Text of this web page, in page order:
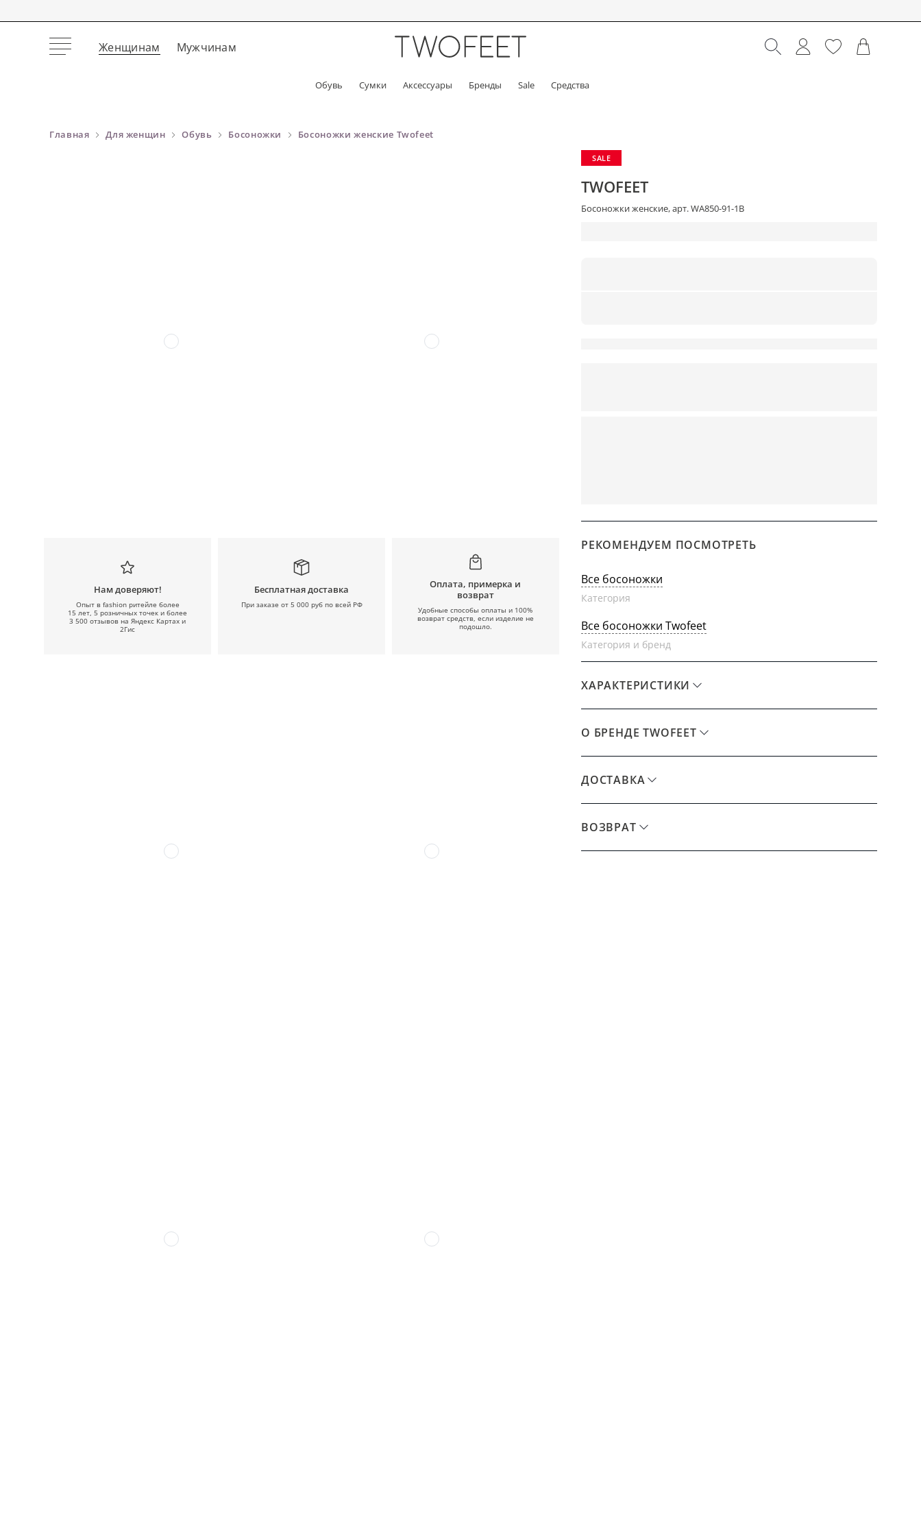
Женщинам Мужчинам
Обувь Сумки Аксессуары Бренды Sale Средства
Главная Для женщин Обувь Босоножки Босоножки женские Twofeet
Нам доверяют!
Опыт в fashion ритейле более
15 лет, 5 розничных точек и более
3 500 отзывов на Яндекс Картах и
2Гис
Бесплатная доставка
При заказе от 5 000 руб по всей РФ
Оплата, примерка и
возврат
Удобные способы оплаты и 100%
возврат средств, если изделие не
подошло.
SALE
TWOFEET
Босоножки женские, арт. WA850-91-1B
РЕКОМЕНДУЕМ ПОСМОТРЕТЬ
Все босоножки
Категория
Все босоножки Twofeet
Категория и бренд
ХАРАКТЕРИСТИКИ
О БРЕНДЕ TWOFEET
ДОСТАВКА
ВОЗВРАТ